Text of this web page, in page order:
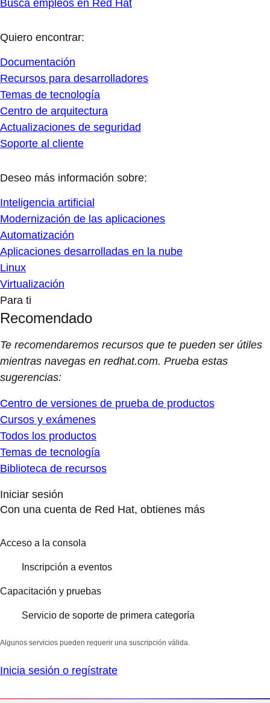
Busca empleos en Red Hat
Quiero encontrar:
Documentación
Recursos para desarrolladores
Temas de tecnología
Centro de arquitectura
Actualizaciones de seguridad
Soporte al cliente
Deseo más información sobre:
Inteligencia artificial
Modernización de las aplicaciones
Automatización
Aplicaciones desarrolladas en la nube
Linux
Virtualización
Para ti
Recomendado
Te recomendaremos recursos que te pueden ser útiles
mientras navegas en redhat.com. Prueba estas
sugerencias:
Centro de versiones de prueba de productos
Cursos y exámenes
Todos los productos
Temas de tecnología
Biblioteca de recursos
Iniciar sesión
Con una cuenta de Red Hat, obtienes más
Acceso a la consola
Inscripción a eventos
Capacitación y pruebas
Servicio de soporte de primera categoría
Algunos servicios pueden requerir una suscripción válida.
Inicia sesión o regístrate